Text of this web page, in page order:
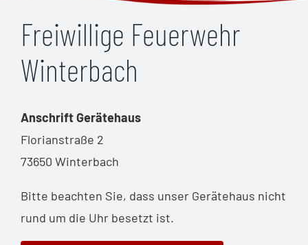
Freiwillige Feuerwehr
Winterbach
Anschrift Gerätehaus
Florianstraße 2
73650 Winterbach
Bitte beachten Sie, dass unser Gerätehaus nicht
rund um die Uhr besetzt ist.